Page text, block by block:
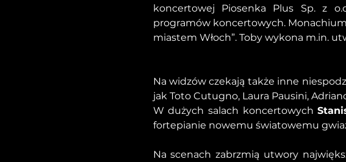
koncertowej Piosenka Plus Sp. z
programów koncertowych.
miastem Włoch”. Toby wykona m.in.
Na widzów czekają także inne
jak Toto Cutugno, Laura Pausini,
W dużych salach koncertowych
fortepianie nowemu światowemu
Na scenach zabrzmią utwory